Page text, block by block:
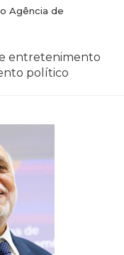
Agência de
entretenimento
político